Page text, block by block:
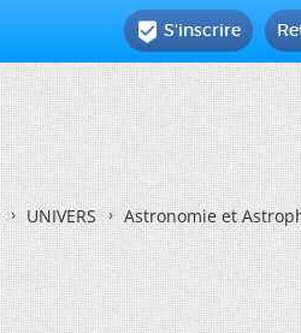
 S'inscrire
UNIVERS Astronomie et